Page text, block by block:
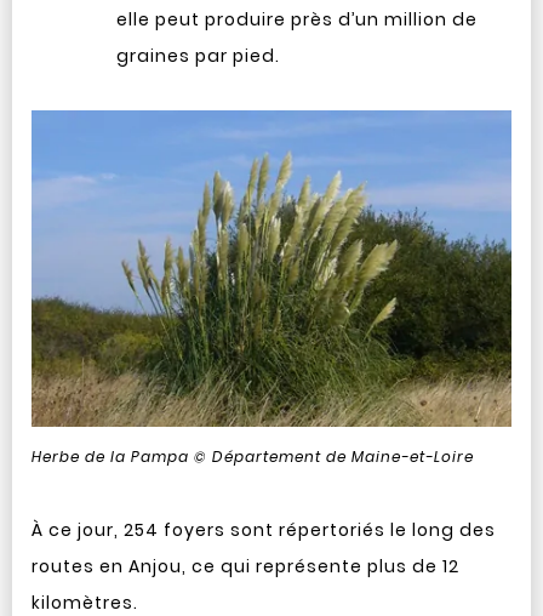
elle peut produire près d’un million de
graines par pied.
Herbe de la Pampa © Département de Maine-et-Loire
À ce jour, 254 foyers sont répertoriés le long des
routes en Anjou, ce qui représente plus de 12
kilomètres.